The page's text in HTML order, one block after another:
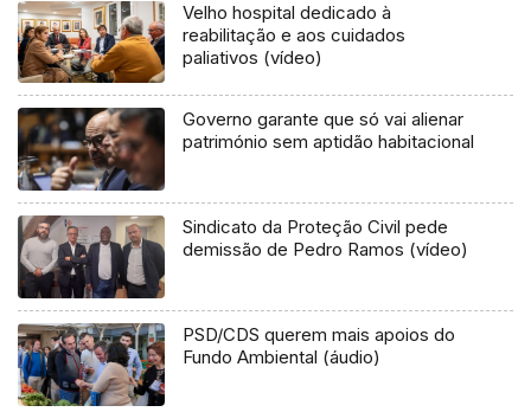
Velho hospital dedicado à
reabilitação e aos cuidados
paliativos (vídeo)
Governo garante que só vai alienar
património sem aptidão habitacional
Sindicato da Proteção Civil pede
demissão de Pedro Ramos (vídeo)
PSD/CDS querem mais apoios do
Fundo Ambiental (áudio)